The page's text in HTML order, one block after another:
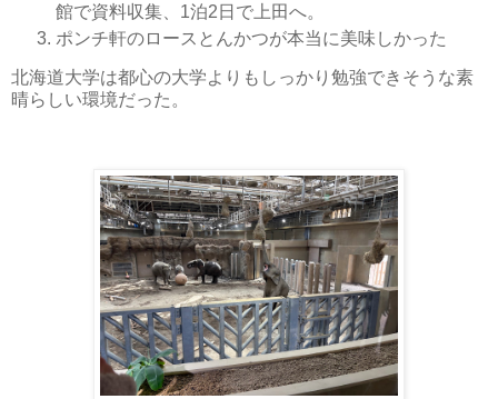
館で資料収集、1泊2日で上田へ。
ポンチ軒のロースとんかつが本当に美味しかった
北海道大学は都心の大学よりもしっかり勉強できそうな素
晴らしい環境だった。